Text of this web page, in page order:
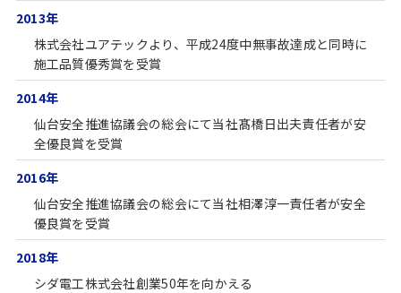
2013年
株式会社ユアテックより、平成24度中無事故達成と同時に
施工品質優秀賞を受賞
2014年
仙台安全推進協議会の総会にて当社髙橋日出夫責任者が安
全優良賞を受賞
2016年
仙台安全推進協議会の総会にて当社相澤淳一責任者が安全
優良賞を受賞
2018年
シダ電工株式会社創業50年を向かえる